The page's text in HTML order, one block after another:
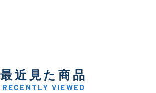
最近見た商品
RECENTLY VIEWED